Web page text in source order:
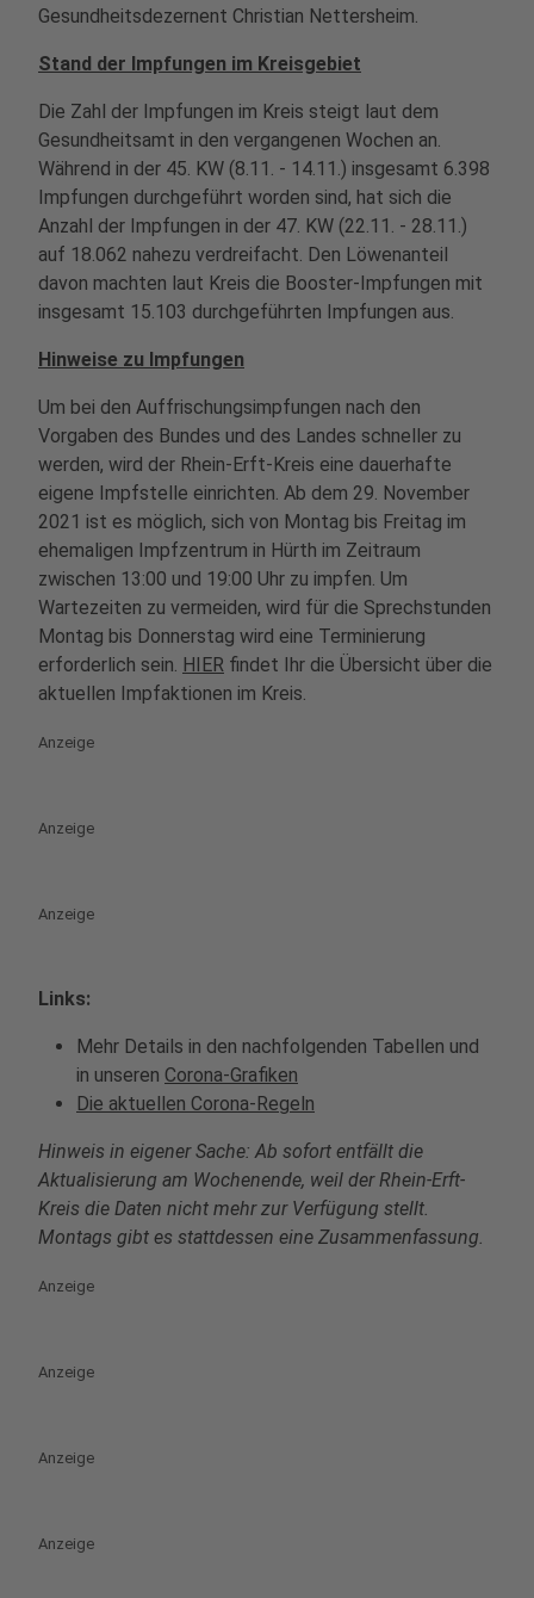
Gesundheitsdezernent Christian Nettersheim.
Stand der Impfungen im Kreisgebiet
Die Zahl der Impfungen im Kreis steigt laut dem
Gesundheitsamt in den vergangenen Wochen an.
Während in der 45. KW (8.11. - 14.11.) insgesamt 6.398
Impfungen durchgeführt worden sind, hat sich die
Anzahl der Impfungen in der 47. KW (22.11. - 28.11.)
auf 18.062 nahezu verdreifacht. Den Löwenanteil
davon machten laut Kreis die Booster-Impfungen mit
insgesamt 15.103 durchgeführten Impfungen aus.
Hinweise zu Impfungen
Um bei den Auffrischungsimpfungen nach den
Vorgaben des Bundes und des Landes schneller zu
werden, wird der Rhein-Erft-Kreis eine dauerhafte
eigene Impfstelle einrichten. Ab dem 29. November
2021 ist es möglich, sich von Montag bis Freitag im
ehemaligen Impfzentrum in Hürth im Zeitraum
zwischen 13:00 und 19:00 Uhr zu impfen. Um
Wartezeiten zu vermeiden, wird für die Sprechstunden
Montag bis Donnerstag wird eine Terminierung
erforderlich sein. HIER findet Ihr die Übersicht über die
aktuellen Impfaktionen im Kreis.
Anzeige
Anzeige
Anzeige
Links:
Mehr Details in den nachfolgenden Tabellen und
in unseren Corona-Grafiken
Die aktuellen Corona-Regeln
Hinweis in eigener Sache: Ab sofort entfällt die
Aktualisierung am Wochenende, weil der Rhein-Erft-
Kreis die Daten nicht mehr zur Verfügung stellt.
Montags gibt es stattdessen eine Zusammenfassung.
Anzeige
Anzeige
Anzeige
Anzeige